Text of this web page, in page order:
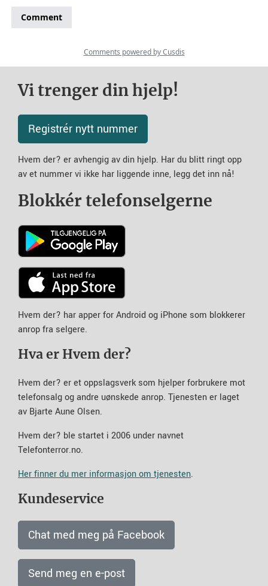
Vi trenger din hjelp!
Registrér nytt nummer
Hvem der? er avhengig av din hjelp. Har du blitt ringt opp
av et nummer vi ikke har liggende inne, legg det inn nå!
Blokkér telefonselgerne
Hvem der? har apper for Android og iPhone som blokkerer
anrop fra selgere.
Hva er Hvem der?
Hvem der? er et oppslagsverk som hjelper forbrukere mot
telefonsalg og andre uønskede anrop. Tjenesten er laget
av Bjarte Aune Olsen.
Hvem der? ble startet i 2006 under navnet
Telefonterror.no.
Her finner du mer informasjon om tjenesten.
Kundeservice
Chat med meg på Facebook
Send meg en e-post